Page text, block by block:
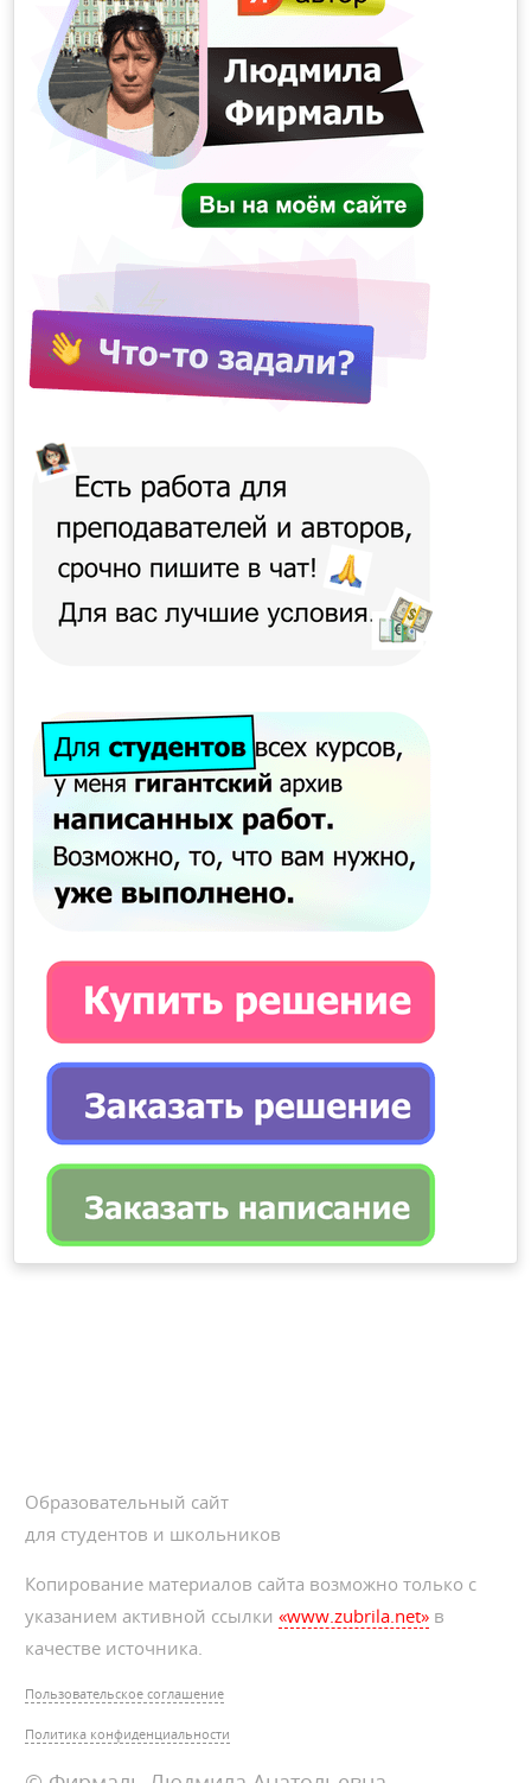
Образовательный сайт
для студентов и школьников
Копирование материалов сайта возможно только с
указанием активной ссылки«www.zubrila.net» в
качестве источника.
Пользовательское соглашение
Политика конфиденциальности